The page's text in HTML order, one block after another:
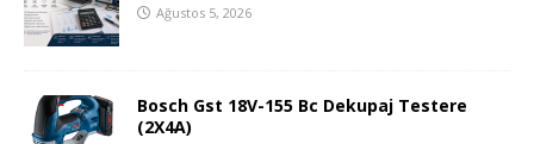
Ağustos 5, 2026
Bosch Gst 18V-155 Bc Dekupaj Testere
(2X4A)